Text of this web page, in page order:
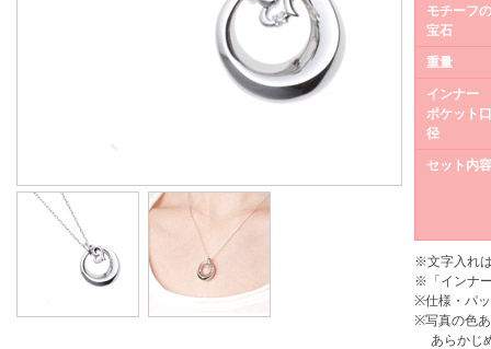
モチーフの
宝石
重量
インナー
ポケット口
径
セット内容
※文字入れ
※「インナ
※仕様・パ
※写真の色
あらかじ